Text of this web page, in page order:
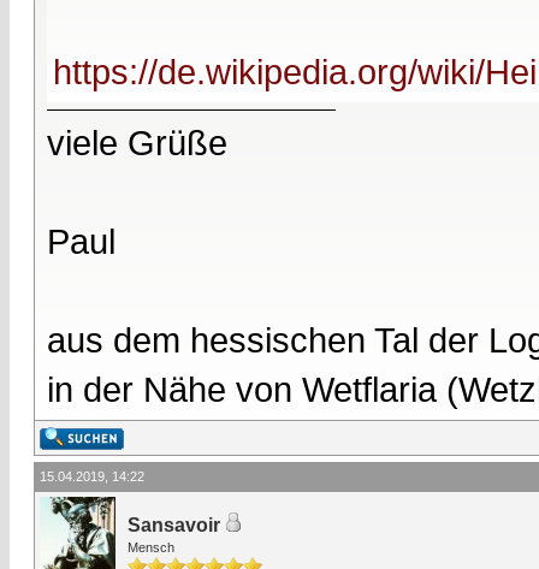
https://de.wikipedia.org/wiki/
viele Grüße
Paul
aus dem hessischen Tal der
in der Nähe von Wetflaria
15.04.2019, 14:22
Sansavoir
Mensch